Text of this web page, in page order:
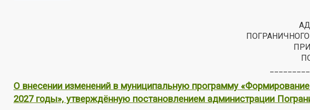
О внесении изменений в муниципальную программу
2027 годы», утверждённую постановлением администрации